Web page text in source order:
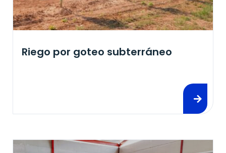
Riego por goteo subterráneo